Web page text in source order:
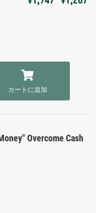
カートに追加
Overcome Cash